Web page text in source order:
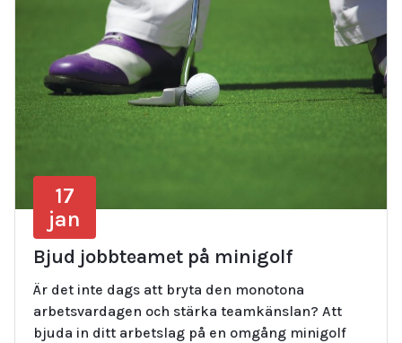
17
jan
Bjud jobbteamet på minigolf
Är det inte dags att bryta den monotona
arbetsvardagen och stärka teamkänslan? Att
bjuda in ditt arbetslag på en omgång minigolf